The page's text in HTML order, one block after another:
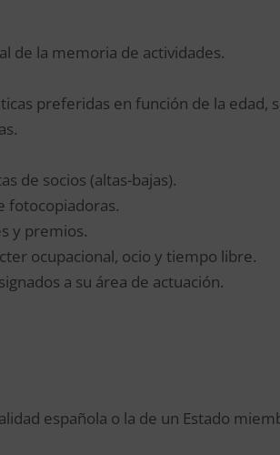
de la memoria de actividades.
preferidas en función de la edad,
de socios (altas-bajas).
fotocopiadoras.
y premios.
ocupacional, ocio y tiempo libre.
a su área de actuación.
española o la de un Estado